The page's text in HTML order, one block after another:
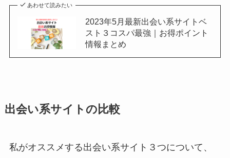
あわせて読みたい
2023年5月最新出会い系サイトベ
スト３コスパ最強｜お得ポイント
情報まとめ
出会い系サイトの比較
私がオススメする出会い系サイト３つについて、